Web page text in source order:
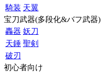
騎装 天翼
宝刀武器(多段化&バフ武器)
轟器 妖刀
天錘 聖剣
破刃
初心者向け